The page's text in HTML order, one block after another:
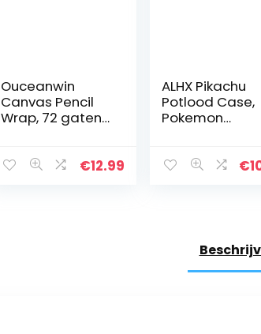
Ouceanwin
Canvas Pencil
Wrap, 72 gaten
rol, draagbaar
€12.99
ALHX Pikachu
Potlood Case,
Pokemon
Potlood Case,
€